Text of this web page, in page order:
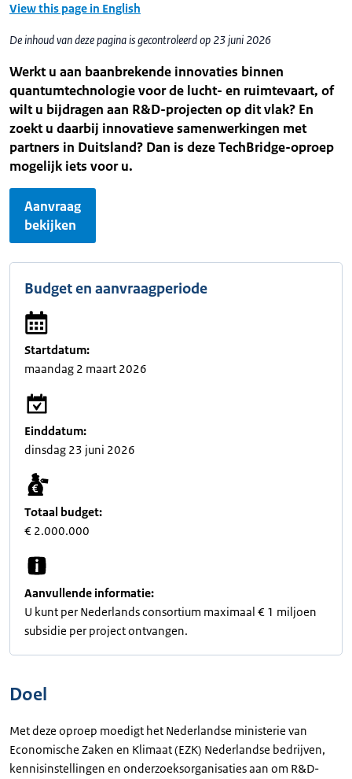
View this page in English
De inhoud van deze pagina is gecontroleerd op 23 juni 2026
Werkt u aan baanbrekende innovaties binnen
quantumtechnologie voor de lucht- en ruimtevaart, of
wilt u bijdragen aan R&D-projecten op dit vlak? En
zoekt u daarbij innovatieve samenwerkingen met
partners in Duitsland? Dan is dezeTechBridge-oproep
mogelijk iets voor u.
Aanvraag
bekijken
Budget en aanvraagperiode
Startdatum:
maandag 2 maart 2026
Einddatum:
dinsdag 23 juni 2026
Totaal budget:
€ 2.000.000
Aanvullende informatie:
U kunt per Nederlands consortium maximaal € 1 miljoen
subsidie per project ontvangen.
Doel
Met deze oproep moedigt het Nederlandse ministerie van
Economische Zaken en Klimaat (EZK) Nederlandse bedrijven,
kennisinstellingen en onderzoeksorganisaties aan om R&D-